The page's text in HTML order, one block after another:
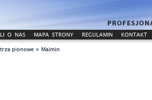
O NAS MAPA STRONY REGULAMIN KONTAKT
pionowe » Maimin